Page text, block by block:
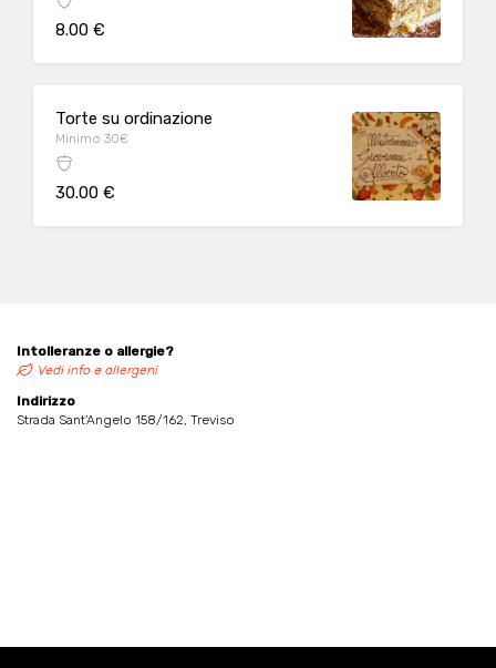
8.00 €
Torte su ordinazione
Minimo 30€
30.00 €
Intolleranze o allergie?
Vedi info e allergeni
Indirizzo
Strada Sant'Angelo 158/162, Treviso